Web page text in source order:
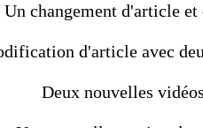
Un changement d'article
d'article avec
Deux nouvelles